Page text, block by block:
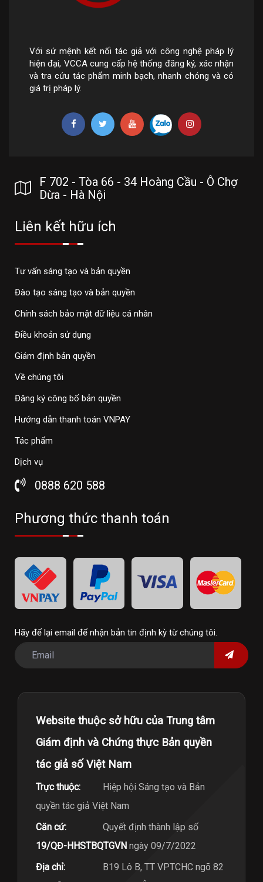
Với sứ mệnh kết nối tác giả với công nghệ pháp lý
hiện đại, VCCA cung cấp hệ thống đăng ký, xác nhận
và tra cứu tác phẩm minh bạch, nhanh chóng và có
giá trị pháp lý.
F 702 - Tòa 66 - 34 Hoàng Cầu - Ô Chợ
Dừa - Hà Nội
Liên kết hữu ích
Tư vấn sáng tạo và bản quyền
Đào tạo sáng tạo và bản quyền
Chính sách bảo mật dữ liệu cá nhân
Điều khoản sử dụng
Giám định bản quyền
Về chúng tôi
Đăng ký công bố bản quyền
Hướng dẫn thanh toán VNPAY
Tác phẩm
Dịch vụ
0888 620 588
Phương thức thanh toán
Hãy để lại email để nhận bản tin định kỳ từ chúng tôi.
Website thuộc sở hữu của Trung tâm
Giám định và Chứng thực Bản quyền
tác giả số Việt Nam
Trực thuộc:
Hiệp hội Sáng tạo và Bản
quyền tác giả Việt Nam
Căn cứ:
Quyết định thành lập số
19/QĐ-HHSTBQTGVN ngày 09/7/2022
Địa chỉ:
B19 Lô B, TT VPTCHC ngõ 82